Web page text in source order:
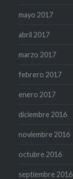
mayo 2017
abril 2017
marzo 2017
febrero 2017
enero 2017
diciembre 2016
noviembre 2016
octubre 2016
septiembre 2016